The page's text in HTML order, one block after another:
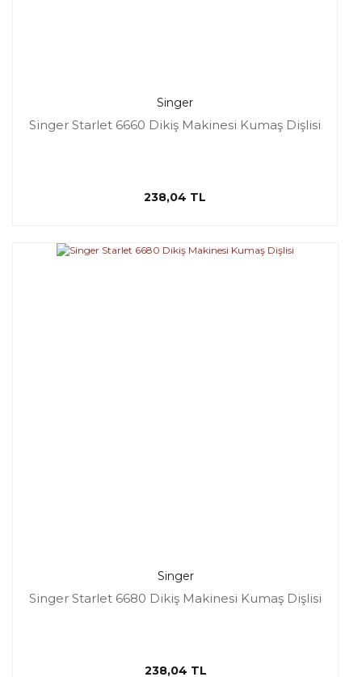
Singer
Singer Starlet 6660 Dikiş Makinesi Kumaş Dişlisi
238,04 TL
Singer
Singer Starlet 6680 Dikiş Makinesi Kumaş Dişlisi
238,04 TL